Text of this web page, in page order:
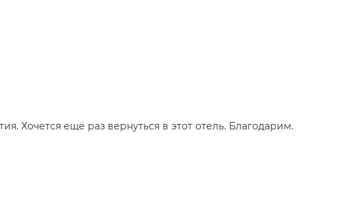
Хочется ещё раз вернуться в этот отель. Благодарим.